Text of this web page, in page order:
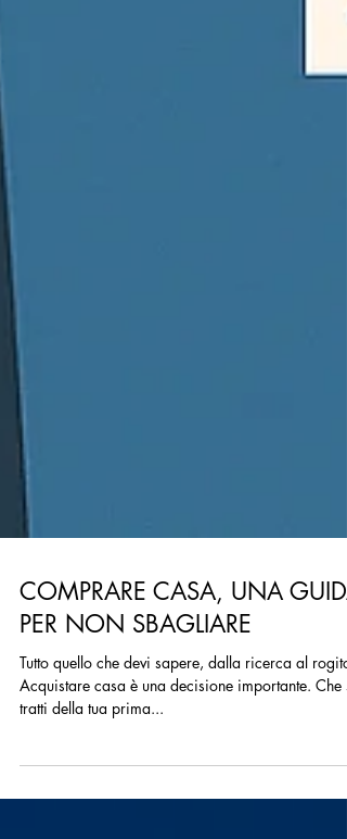
COMPRARE CASA, UNA GUIDA
PER NON SBAGLIARE
Tutto quello che devi sapere, dalla ricerca al rogito
tratti della tua prima...